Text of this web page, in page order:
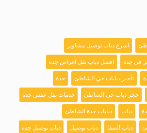
اسرع دباب توصيل مشاوير
في جدة افضل دباب نقل اغراض جدة
تأجير دبابات حي الشاطئ جدة
حجز دباب حي الشاطئ خدمات نقل عفش جدة
دباب دبابات جدة الشاطئ
دباب الصفا دباب توصيل دباب توصيل جدة